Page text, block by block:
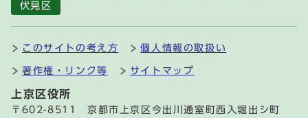
伏見区
このサイトの考え方 個人情報の取扱い
著作権・リンク等 サイトマップ
上京区役所
〒602-8511 京都市上京区今出川通室町西入堀出シ町